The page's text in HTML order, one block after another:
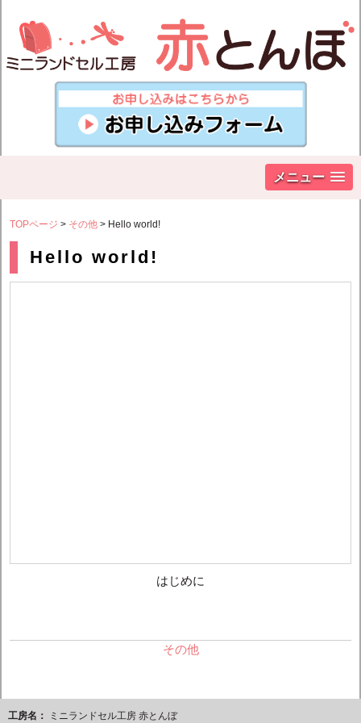
メニュー
TOPページ > その他 > Hello world!
Hello world!
はじめに
その他
工房名： ミニランドセル工房 赤とんぼ